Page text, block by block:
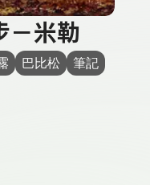
－米勒
巴比松 筆記